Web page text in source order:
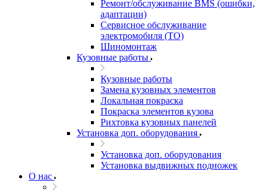
Ремонт/обслуживание BMS (ошибки,
адаптации)
Сервисное обслуживание
электромобиля (ТО)
Шиномонтаж
Кузовные работы
Кузовные работы
Замена кузовных элементов
Локальная покраска
Покраска элементов кузова
Рихтовка кузовных панелей
Установка доп. оборудования
Установка доп. оборудования
Установка выдвижных подножек
О нас